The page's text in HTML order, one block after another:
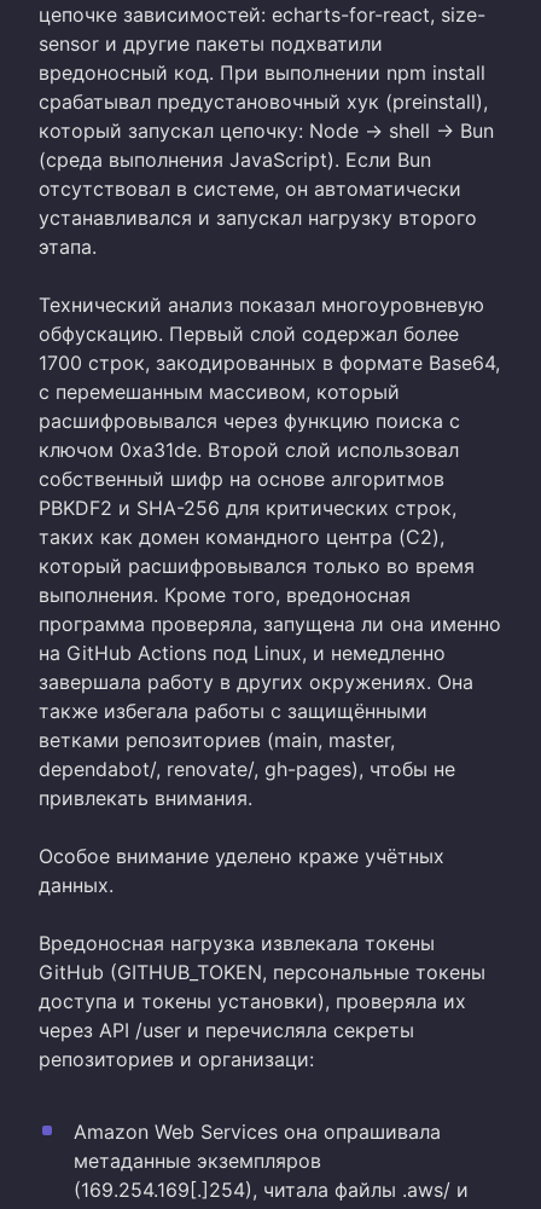
цепочке зависимостей: echarts-for-react, size-
sensor и другие пакеты подхватили
вредоносный код. При выполнении npm install
срабатывал предустановочный хук (preinstall),
который запускал цепочку: Node → shell → Bun
(среда выполнения JavaScript). Если Bun
отсутствовал в системе, он автоматически
устанавливался и запускал нагрузку второго
этапа.
Технический анализ показал многоуровневую
обфускацию. Первый слой содержал более
1700 строк, закодированных в формате Base64,
с перемешанным массивом, который
расшифровывался через функцию поиска с
ключом 0xa31de. Второй слой использовал
собственный шифр на основе алгоритмов
PBKDF2 и SHA-256 для критических строк,
таких как домен командного центра (C2),
который расшифровывался только во время
выполнения. Кроме того, вредоносная
программа проверяла, запущена ли она именно
на GitHub Actions под Linux, и немедленно
завершала работу в других окружениях. Она
также избегала работы с защищёнными
ветками репозиториев (main, master,
dependabot/, renovate/, gh-pages), чтобы не
привлекать внимания.
Особое внимание уделено краже учётных
данных.
Вредоносная нагрузка извлекала токены
GitHub (GITHUB_TOKEN, персональные токены
доступа и токены установки), проверяла их
через API /user и перечисляла секреты
репозиториев и организаци:
Amazon Web Services она опрашивала
метаданные экземпляров
(169.254.169[.]254), читала файлы .aws/ и